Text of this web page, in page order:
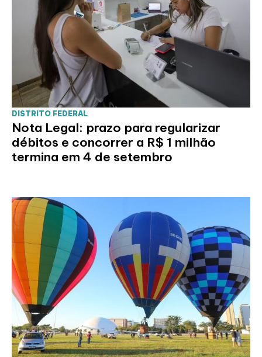
DISTRITO FEDERAL
Nota Legal: prazo para regularizar
débitos e concorrer a R$ 1 milhão
termina em 4 de setembro